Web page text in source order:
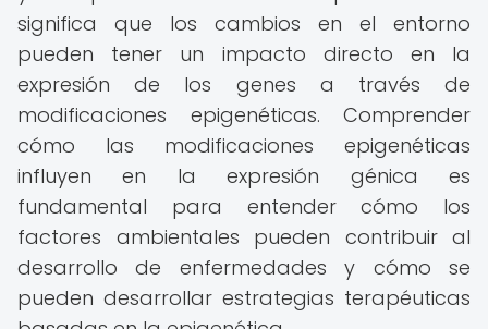
significa que los cambios en el entorno
pueden tener un impacto directo en la
expresión de los genes a través de
modificaciones epigenéticas. Comprender
cómo las modificaciones epigenéticas
influyen en la expresión génica es
fundamental para entender cómo los
factores ambientales pueden contribuir al
desarrollo de enfermedades y cómo se
pueden desarrollar estrategias terapéuticas